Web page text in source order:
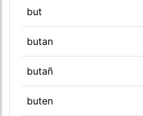
but
butan
butañ
buten